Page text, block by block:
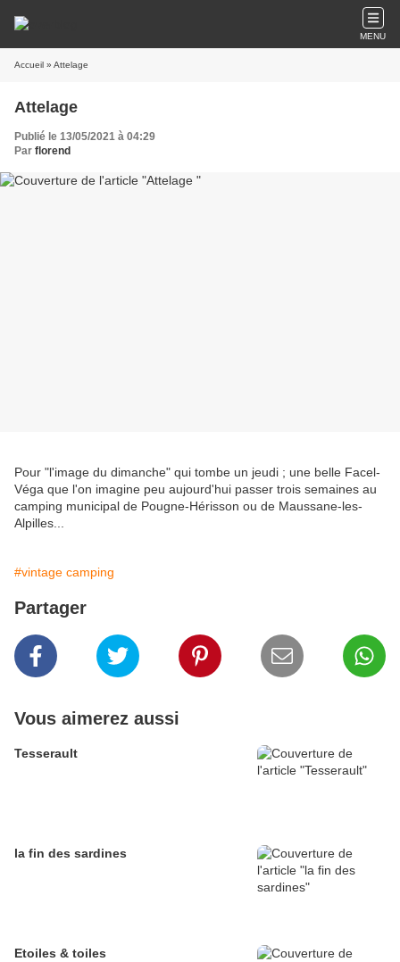
MENU
Accueil » Attelage
Attelage
Publié le 13/05/2021 à 04:29
Par florend
Pour "l'image du dimanche" qui tombe un jeudi ; une belle Facel-
Véga que l'on imagine peu aujourd'hui passer trois semaines au
camping municipal de Pougne-Hérisson ou de Maussane-les-
Alpilles...
#vintage camping
Partager
Vous aimerez aussi
Tesserault
la fin des sardines
Etoiles & toiles